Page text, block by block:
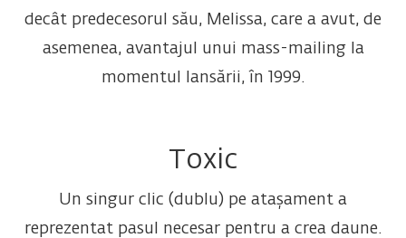
decât predecesorul său, Melissa, care a avut, de
asemenea, avantajul unui mass-mailing la
momentul lansării, în 1999.
Toxic
Un singur clic (dublu) pe atașament a
reprezentat pasul necesar pentru a crea daune.